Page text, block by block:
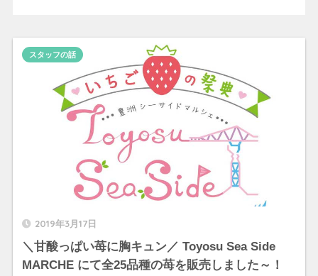
2019年3月17日
＼甘酸っぱい苺に胸キュン／ Toyosu Sea Side
MARCHE にて全25品種の苺を販売しました～！
スタッフの話